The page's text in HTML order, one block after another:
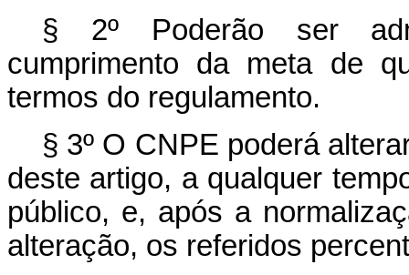
§ 2º Poderão ser
cumprimento da meta de
termos do regulamento.
§ 3º O CNPE poderá
deste artigo, a qualquer
público, e, após a
alteração, os referidos